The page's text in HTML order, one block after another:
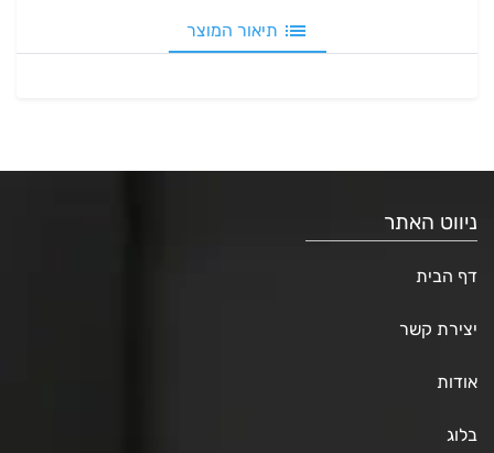
תיאור המוצר
ניווט האתר
דף הבית
יצירת קשר
אודות
בלוג